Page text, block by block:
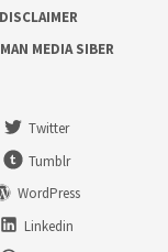
DISCLAIMER
MEDIA SIBER
Twitter
Tumblr
WordPress
Linkedin